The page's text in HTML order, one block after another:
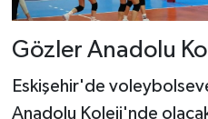
Gözler Anadolu
Eskişehir'de
Anadolu Koleji'nde